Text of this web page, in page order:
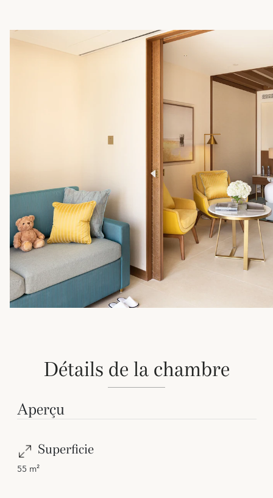
Détails de la chambre
Aperçu
Superficie
55 m²